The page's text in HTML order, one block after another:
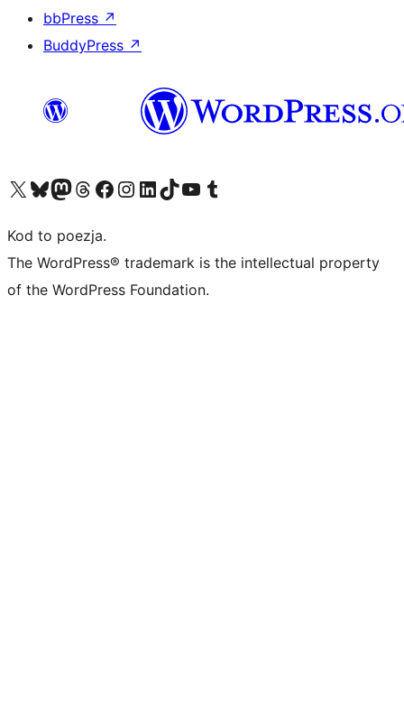
bbPress ↗
BuddyPress ↗
Odwiedź nasze konto X (dawniej Twitter)
Odwiedź nasze konto Bluesky
Odwiedź nasze konto na Mastodoncie
Odwiedź naszego Threadsa
Odwiedź naszego Facebooka
Odwiedź nasze konto na Instagramie
Odwiedź nasze konto na LinkedIn
Odwiedź naszego TikToka
Odwiedź nasz kanał YouTube
Odwiedź naszego Tumblra
Kod to poezja.
The WordPress® trademark is the intellectual property
of the WordPress Foundation.